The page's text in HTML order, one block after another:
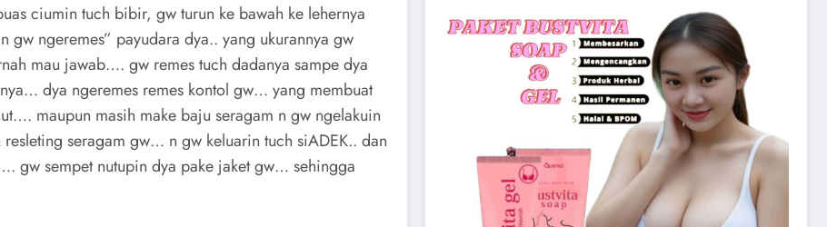
ciumin tuch bibir, gw turun ke bawah ke lehernya
gw ngeremes” payudara dya.. yang ukurannya gw
mau jawab…. gw remes tuch dadanya sampe dya
dya ngeremes remes kontol gw… yang membuat
maupun masih make baju seragam n gw ngelakuin
seragam gw… n gw keluarin tuch siADEK.. dan
gw sempet nutupin dya pake jaket gw… sehingga